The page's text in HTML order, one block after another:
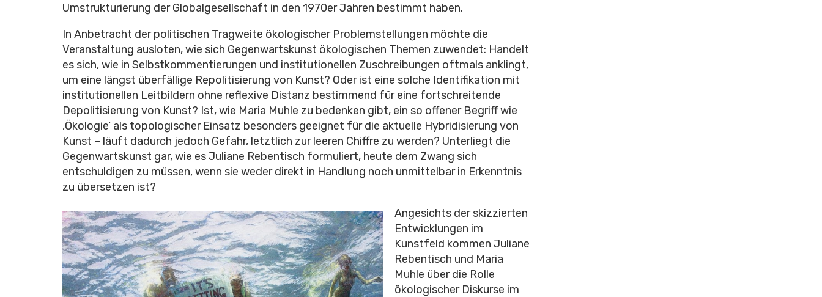
Umstrukturierung der Globalgesellschaft in den 1970er Jahren bestimmt haben.
In Anbetracht der politischen Tragweite ökologischer Problemstellungen möchte die
Veranstaltung ausloten, wie sich Gegenwartskunst ökologischen Themen zuwendet: Handelt
es sich, wie in Selbstkommentierungen und institutionellen Zuschreibungen oftmals anklingt,
um eine längst überfällige Repolitisierung von Kunst? Oder ist eine solche Identifikation mit
institutionellen Leitbildern ohne reflexive Distanz bestimmend für eine fortschreitende
Depolitisierung von Kunst? Ist, wie Maria Muhle zu bedenken gibt, ein so offener Begriff wie
‚Ökologie‘ als topologischer Einsatz besonders geeignet für die aktuelle Hybridisierung von
Kunst – läuft dadurch jedoch Gefahr, letztlich zur leeren Chiffre zu werden? Unterliegt die
Gegenwartskunst gar, wie es Juliane Rebentisch formuliert, heute dem Zwang sich
entschuldigen zu müssen, wenn sie weder direkt in Handlung noch unmittelbar in Erkenntnis
zu übersetzen ist?
Angesichts der skizzierten
Entwicklungen im
Kunstfeld kommen Juliane
Rebentisch und Maria
Muhle über die Rolle
ökologischer Diskurse im